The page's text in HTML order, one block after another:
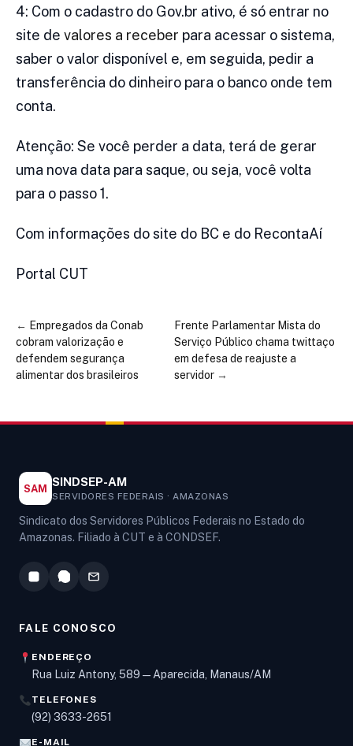
4: Com o cadastro do Gov.br ativo, é só entrar no
site de valores a receber para acessar o sistema,
saber o valor disponível e, em seguida, pedir a
transferência do dinheiro para o banco onde tem
conta.
Atenção: Se você perder a data, terá de gerar
uma nova data para saque, ou seja, você volta
para o passo 1.
Com informações do site do BC e do RecontaAí
Portal CUT
← Empregados da Conab
cobram valorização e
defendem segurança
alimentar dos brasileiros
Frente Parlamentar Mista do
Serviço Público chama twittaço
em defesa de reajuste a
servidor→
SAM SINDSEP-AM
SERVIDORES FEDERAIS · AMAZONAS
Sindicato dos Servidores Públicos Federais no Estado do
Amazonas. Filiado à CUT e à CONDSEF.
FALE CONOSCO
ENDEREÇO
Rua Luiz Antony, 589 — Aparecida, Manaus/AM
TELEFONES
(92) 3633-2651
E-MAIL
Olá! Digite um assunto e vou buscar em nossas